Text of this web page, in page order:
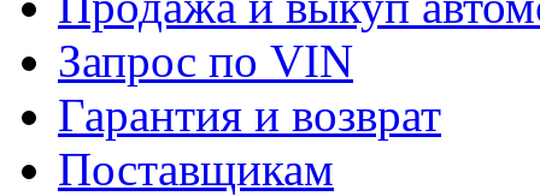
Запрос по VIN
Гарантия и возврат
Поставщикам